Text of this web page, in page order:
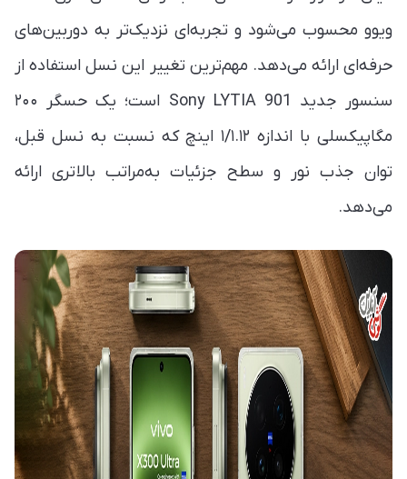
ویوو محسوب می‌شود و تجربه‌ای نزدیک‌تر به دوربین‌های
حرفه‌ای ارائه می‌دهد. مهم‌ترین تغییر این نسل استفاده از
سنسور جدید Sony LYTIA 901 است؛ یک حسگر ۲۰۰
مگاپیکسلی با اندازه ۱/۱.۱۲ اینچ که نسبت به نسل قبل،
توان جذب نور و سطح جزئیات به‌مراتب بالاتری ارائه
می‌دهد.